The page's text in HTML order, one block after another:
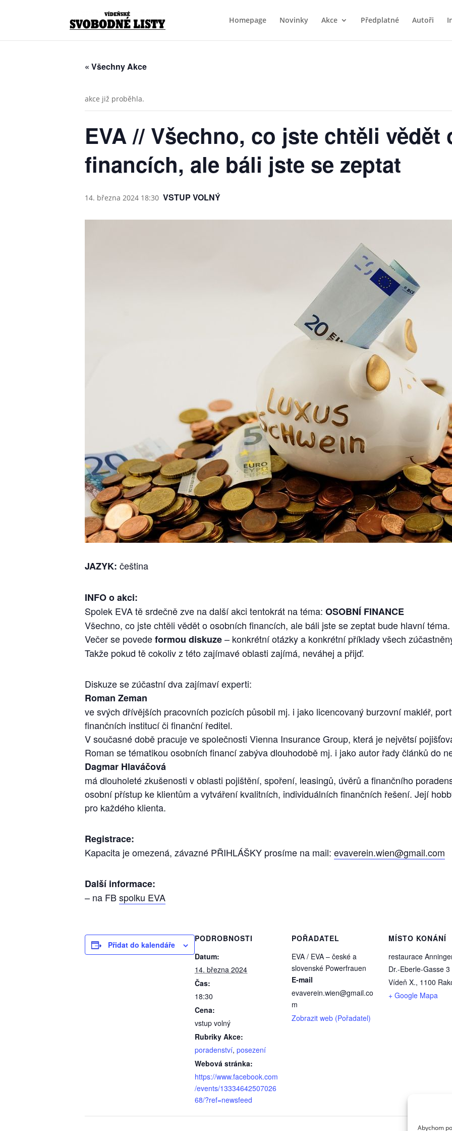
Abychom
Homepage Novinky Akce Předplatné Autoři
« Všechny Akce
akce již proběhla.
EVA // Všechno, co jste chtěli
financích, ale báli jste se zeptat
14. března 2024 18:30 VSTUP VOLNÝ
JAZYK: čeština
INFO o akci:
Spolek EVA tě srdečně zve na další akci tentokrát na téma: OSOBNÍ FINANCE
Všechno, co jste chtěli vědět o osobních financích, ale báli jste se zeptat bude hlavní téma.
Večer se povedeformou diskuze– konkrétní otázky a konkrétní příklady všech
Takže pokud tě cokoliv z této zajímavé oblasti zajímá, neváhej a přijď.
Diskuze se zúčastní dva zajímaví experti:
Roman Zeman
ve svých dřívějších pracovních pozicích působil mj. i jako licencovaný burzovní makléř,
finančních institucí či finanční ředitel.
V současné době pracuje ve společnosti Vienna Insurance Group, která je největsí
Roman se tématikou osobních financí zabýva dlouhodobě mj. i jako autor řady článků do
Dagmar Hlaváčová
má dlouholeté zkušenosti v oblasti pojištění, spoření, leasingů, úvěrů a finančního
osobní přístup ke klientům a vytváření kvalitních, individuálních finančních řešení. Její
pro každého klienta.
Registrace:
Kapacita je omezená, závazné PŘIHLÁŠKY prosíme na mail: evaverein.wien@gmail.com
Další informace:
– na FBspolku EVA
Přidat do kalendáře
PODROBNOSTI
Datum:
14. března 2024
Čas:
18:30
Cena:
vstup volný
Rubriky Akce:
poradenství, posezení
Webová stránka:
https://www.facebook.com
/events/13334642507026
68/?ref=newsfeed
POŘADATEL
EVA / EVA – české a
slovenské Powerfrauen
E-mail
evaverein.wien@gmail.co
m
Zobrazit web (Pořadatel)
MÍSTO KONÁNÍ
restaurace
Dr.-Eberle-Gasse 3
Vídeň X., 1100
+ Google Mapa